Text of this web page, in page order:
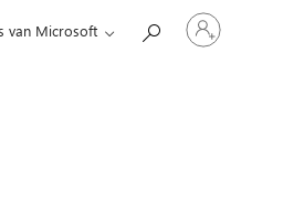
van Microsoft
Meld
je
aan